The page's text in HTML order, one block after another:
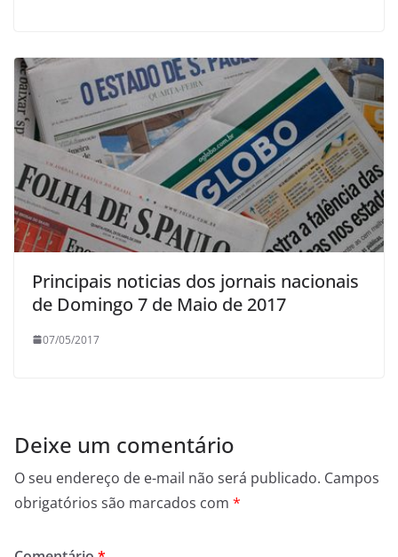
Principais noticias dos jornais nacionais
de Domingo 7 de Maio de 2017
07/05/2017
Deixe um comentário
O seu endereço de e-mail não será publicado. Campos
obrigatórios são marcados com *